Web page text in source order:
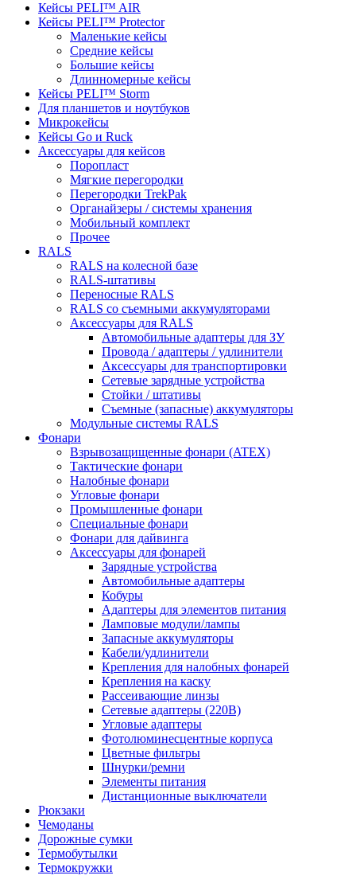
Кейсы PELI™ AIR
Кейсы PELI™ Protector
Маленькие кейсы
Средние кейсы
Большие кейсы
Длинномерные кейсы
Кейсы PELI™ Storm
Для планшетов и ноутбуков
Микрокейсы
Кейсы Go и Ruck
Аксессуары для кейсов
Поропласт
Мягкие перегородки
Перегородки TrekPak
Органайзеры / системы хранения
Мобильный комплект
Прочее
RALS
RALS на колесной базе
RALS-штативы
Переносные RALS
RALS со съемными аккумуляторами
Аксессуары для RALS
Автомобильные адаптеры для ЗУ
Провода / адаптеры / удлинители
Аксессуары для транспортировки
Сетевые зарядные устройства
Стойки / штативы
Съемные (запасные) аккумуляторы
Модульные системы RALS
Фонари
Взрывозащищенные фонари (ATEX)
Тактические фонари
Налобные фонари
Угловые фонари
Промышленные фонари
Специальные фонари
Фонари для дайвинга
Аксессуары для фонарей
Зарядные устройства
Автомобильные адаптеры
Кобуры
Адаптеры для элементов питания
Ламповые модули/лампы
Запасные аккумуляторы
Кабели/удлинители
Крепления для налобных фонарей
Крепления на каску
Рассеивающие линзы
Сетевые адаптеры (220В)
Угловые адаптеры
Фотолюминесцентные корпуса
Цветные фильтры
Шнурки/ремни
Элементы питания
Дистанционные выключатели
Рюкзаки
Чемоданы
Дорожные сумки
Термобутылки
Термокружки